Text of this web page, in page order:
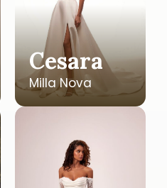
Cesara
Milla Nova